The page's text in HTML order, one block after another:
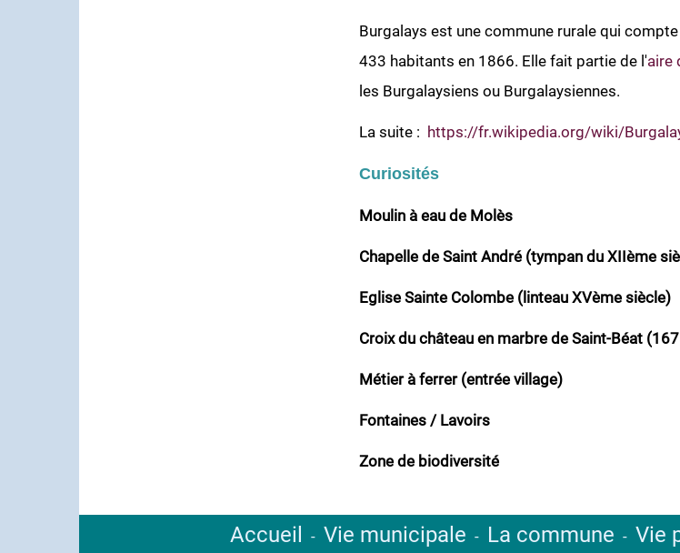
Burgalays est une commune rurale qui
433 habitants en 1866. Elle fait partie de l'aire
les Burgalaysiens ou Burgalaysiennes.
La suite : https://fr.wikipedia.org/wiki/
Curiosités
Moulin à eau de Molès
Chapelle de Saint André (tympan du XIIème
Eglise Sainte Colombe (linteau XVème siècle)
Croix du château en marbre de Saint-Béat
Métier à ferrer (entrée village)
Fontaines / Lavoirs
Zone de biodiversité
Accueil - Vie municipale - La commune - Vie